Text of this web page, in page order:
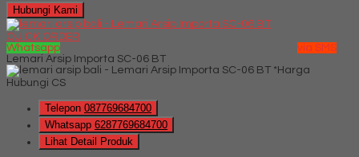
Hubungi Kami
QUICK ORDER
Whatsapp
via SMS
Lemari Arsip Importa SC-06 BT
*Harga
Hubungi CS
Telepon 087769684700
Whatsapp 6287769684700
Lihat Detail Produk